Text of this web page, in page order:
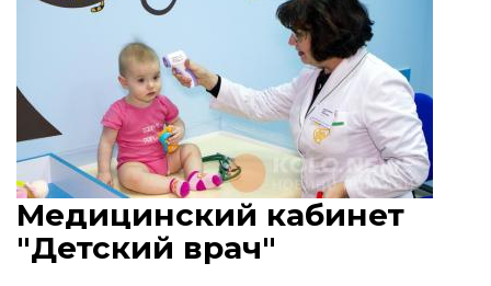
Медицинский кабинет
"Детский врач"